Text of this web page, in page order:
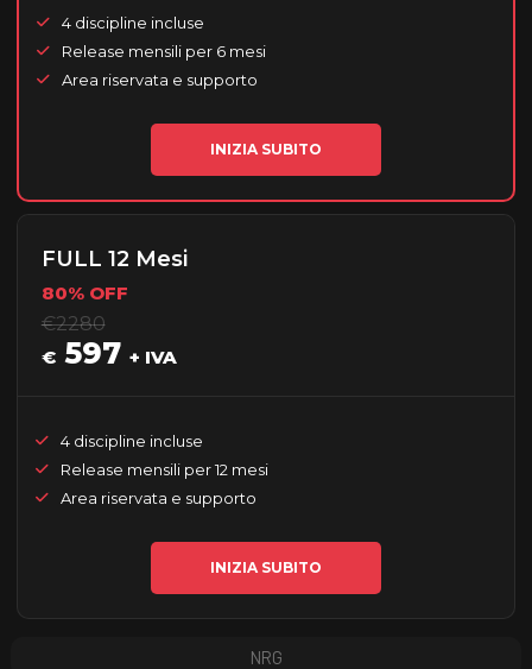
NRG
4 discipline incluse
Release mensili per 6 mesi
Area riservata e supporto
INIZIA SUBITO
FULL 12 Mesi
80% OFF
€2280
€597 + IVA
4 discipline incluse
Release mensili per 12 mesi
Area riservata e supporto
INIZIA SUBITO